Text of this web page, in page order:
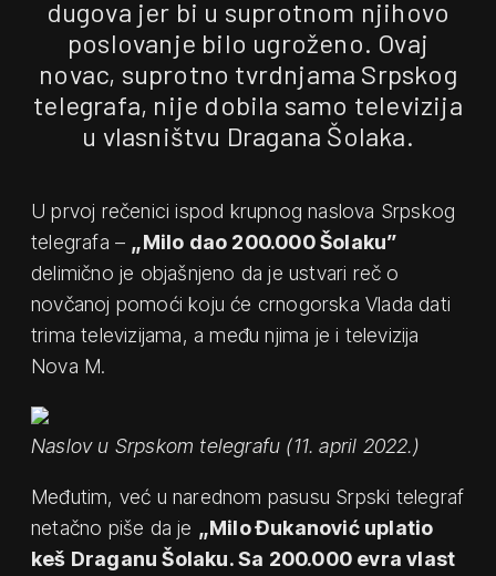
dugova jer bi u suprotnom njihovo
poslovanje bilo ugroženo. Ovaj
novac, suprotno tvrdnjama Srpskog
telegrafa, nije dobila samo televizija
u vlasništvu Dragana Šolaka.
U prvoj rečenici ispod krupnog naslova Srpskog
telegrafa – „Milo dao 200.000 Šolaku”
delimično je objašnjeno da je ustvari reč o
novčanoj pomoći koju će crnogorska Vlada dati
trima televizijama, a među njima je i televizija
Nova M.
Naslov u Srpskom telegrafu (11. april 2022.)
Međutim, već u narednom pasusu Srpski telegraf
netačno piše da je „Milo Đukanović uplatio
keš Draganu Šolaku. Sa 200.000 evra vlast